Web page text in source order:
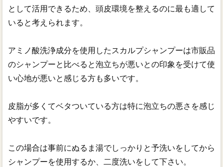
として活用できるため、頭皮環境を整えるのに最も適して
いると考えられます。
アミノ酸洗浄成分を使用したスカルプシャンプーは市販品
のシャンプーと比べると泡立ちが悪いとの印象を受けて使
い心地が悪いと感じる方も多いです。
皮脂が多くてベタついている方は特に泡立ちの悪さを感じ
やすいです。
この場合は事前にぬるま湯でしっかりと予洗いをしてから
シャンプーを使用するか、二度洗いをして下さい。